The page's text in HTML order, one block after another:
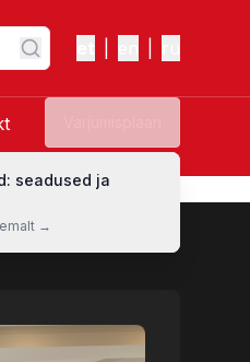
seadused ja
→